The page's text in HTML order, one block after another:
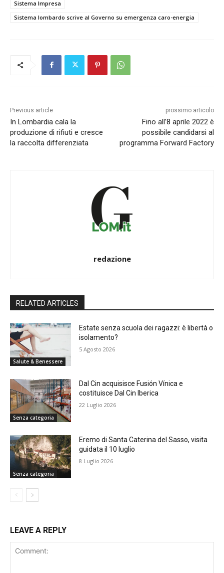
Sistema Impresa
Sistema lombardo scrive al Governo su emergenza caro-energia
Previous article
In Lombardia cala la
produzione di rifiuti e cresce
la raccolta differenziata
prossimo articolo
Fino all’8 aprile 2022 è
possibile candidarsi al
programma Forward Factory
redazione
RELATED ARTICLES
Salute & Benessere
Estate senza scuola dei ragazzi: è libertà o
isolamento?
5 Agosto 2026
Senza categoria
Dal Cin acquisisce Fusión Vínica e
costituisce Dal Cin Iberica
22 Luglio 2026
Senza categoria
Eremo di Santa Caterina del Sasso, visita
guidata il 10 luglio
8 Luglio 2026
LEAVE A REPLY